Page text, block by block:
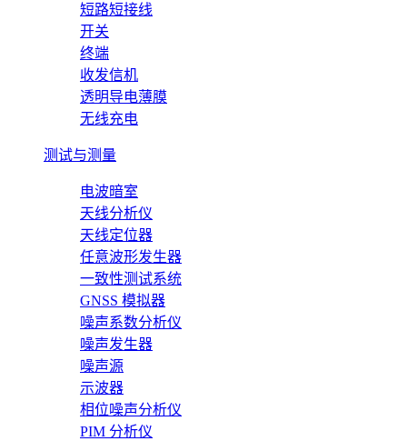
短路短接线
开关
终端
收发信机
透明导电薄膜
无线充电
测试与测量
电波暗室
天线分析仪
天线定位器
任意波形发生器
一致性测试系统
GNSS 模拟器
噪声系数分析仪
噪声发生器
噪声源
示波器
相位噪声分析仪
PIM 分析仪